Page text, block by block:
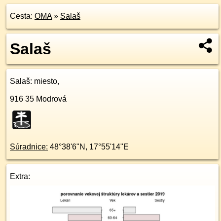
Cesta: OMA» Salaš
Salaš
Salaš: miesto,
916 35 Modrová
Súradnice: 48°38'6"N , 17°55'14"E
Extra: